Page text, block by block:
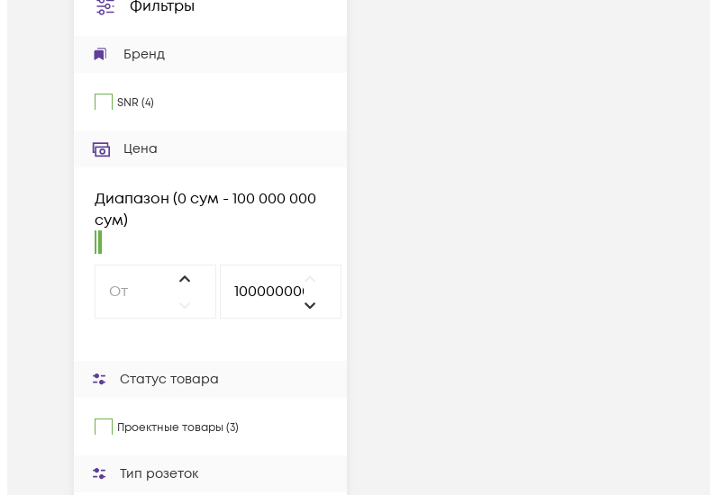
Фильтры
Бренд
SNR (4)
Цена
Диапазон (0 сум - 100 000 000
сум)
Статус товара
Проектные товары (3)
Тип розеток